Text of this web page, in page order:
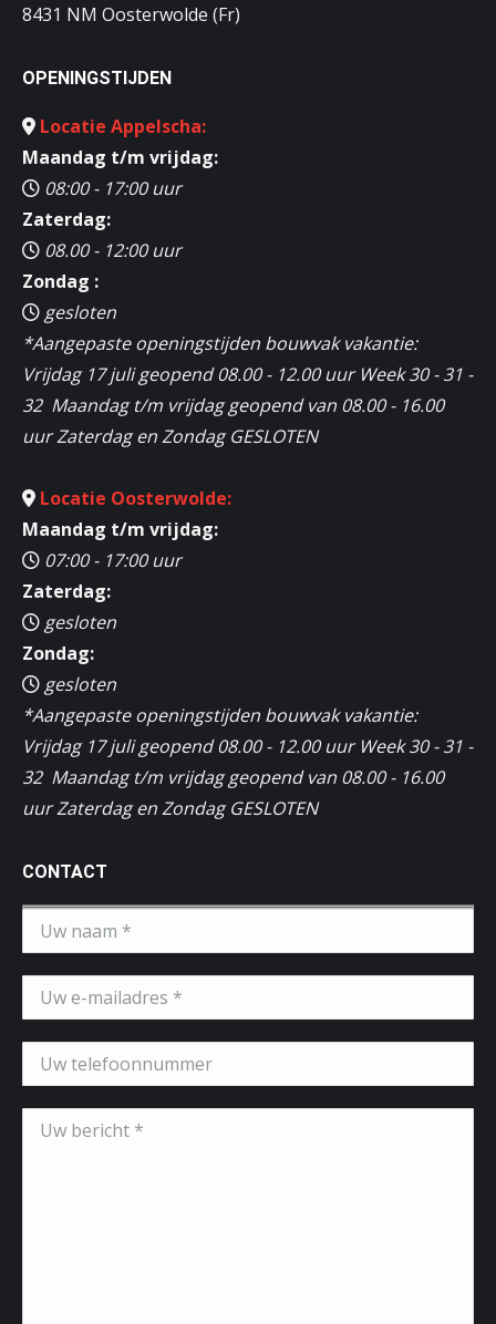
8431 NM Oosterwolde (Fr)
OPENINGSTIJDEN
Locatie Appelscha:
Maandag t/m vrijdag:
08:00 - 17:00 uur
Zaterdag:
08.00 - 12:00 uur
Zondag :
gesloten
*Aangepaste openingstijden bouwvak vakantie:
Vrijdag 17 juli geopend 08.00 - 12.00 uur Week 30 - 31 -
32 Maandag t/m vrijdag geopend van 08.00 - 16.00
uur Zaterdag en Zondag GESLOTEN
Locatie Oosterwolde:
Maandag t/m vrijdag:
07:00 - 17:00 uur
Zaterdag:
gesloten
Zondag:
gesloten
*Aangepaste openingstijden bouwvak vakantie:
Vrijdag 17 juli geopend 08.00 - 12.00 uur Week 30 - 31 -
32 Maandag t/m vrijdag geopend van 08.00 - 16.00
uur Zaterdag en Zondag GESLOTEN
CONTACT